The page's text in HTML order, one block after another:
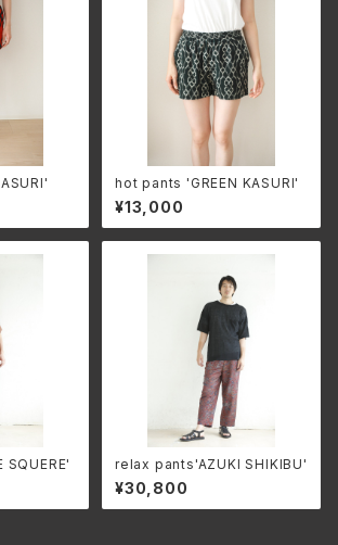
hot pants 'GREEN KASURI'
¥13,000
relax pants'AZUKI SHIKIBU'
¥30,800